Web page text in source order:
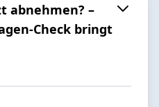
abnehmen? –
Check bringt